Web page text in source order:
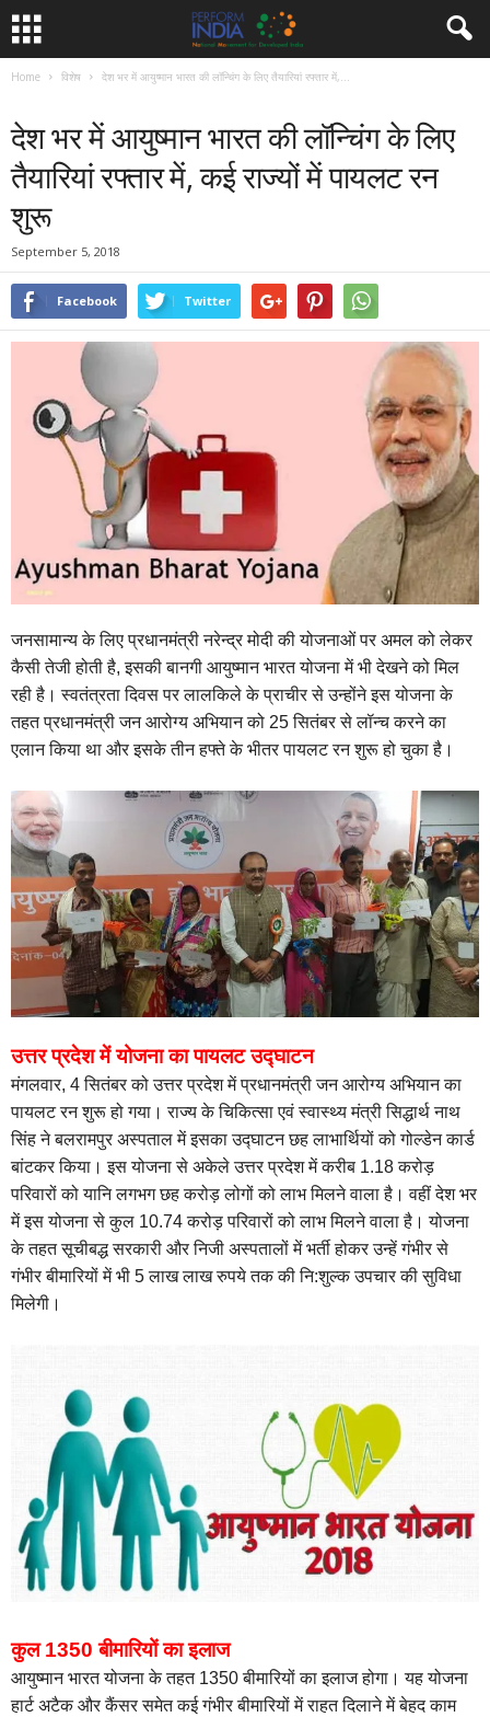
Home विशेष देश भर में आयुष्मान भारत की लॉन्चिंग के लिए तैयारियां रफ्तार में,...
देश भर में आयुष्मान भारत की लॉन्चिंग के लिए
तैयारियां रफ्तार में, कई राज्यों में पायलट रन
शुरू
September 5, 2018
Facebook Twitter
जनसामान्य के लिए प्रधानमंत्री नरेन्द्र मोदी की योजनाओं पर अमल को लेकर
कैसी तेजी होती है, इसकी बानगी आयुष्मान भारत योजना में भी देखने को मिल
रही है। स्वतंत्रता दिवस पर लालकिले के प्राचीर से उन्होंने इस योजना के
तहत प्रधानमंत्री जन आरोग्य अभियान को 25 सितंबर से लॉन्च करने का
एलान किया था और इसके तीन हफ्ते के भीतर पायलट रन शुरू हो चुका है।
उत्तर प्रदेश में योजना का पायलट उद्घाटन
मंगलवार, 4 सितंबर को उत्तर प्रदेश में प्रधानमंत्री जन आरोग्य अभियान का
पायलट रन शुरू हो गया। राज्य के चिकित्सा एवं स्वास्थ्य मंत्री सिद्धार्थ नाथ
सिंह ने बलरामपुर अस्पताल में इसका उद्घाटन छह लाभार्थियों को गोल्डेन कार्ड
बांटकर किया। इस योजना से अकेले उत्तर प्रदेश में करीब 1.18 करोड़
परिवारों को यानि लगभग छह करोड़ लोगों को लाभ मिलने वाला है। वहीं देश भर
में इस योजना से कुल 10.74 करोड़ परिवारों को लाभ मिलने वाला है। योजना
के तहत सूचीबद्ध सरकारी और निजी अस्पतालों में भर्ती होकर उन्हें गंभीर से
गंभीर बीमारियों में भी 5 लाख लाख रुपये तक की नि:शुल्क उपचार की सुविधा
मिलेगी।
कुल 1350 बीमारियों का इलाज
आयुष्मान भारत योजना के तहत 1350 बीमारियों का इलाज होगा। यह योजना
हार्ट अटैक और कैंसर समेत कई गंभीर बीमारियों में राहत दिलाने में बेहद काम